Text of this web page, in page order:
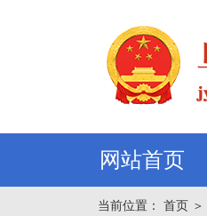
网站首页
当前位置： 首页 ＞